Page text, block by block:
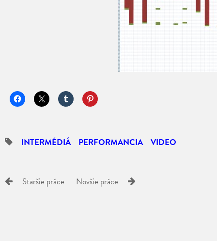
INTERMÉDIÁ PERFORMANCIA VIDEO
Staršie práce Novšie práce